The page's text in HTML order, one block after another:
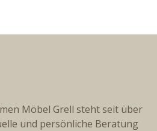
Möbel Grell steht seit über
und persönliche Beratung